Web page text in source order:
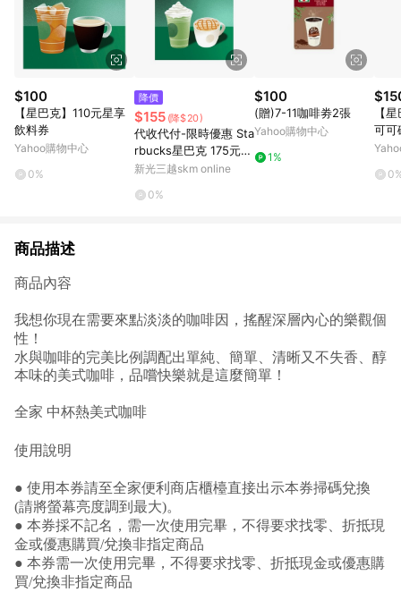
$100
【星巴克】110元星享
飲料券
Yahoo購物中心
0%
降價
$155 (降$20)
代收代付-限時優惠 Sta
rbucks星巴克 175元星
享飲料券_電子憑證
新光三越skm online
0%
$100
(贈)7-11咖啡劵2張
Yahoo購物中心
1%
【
可可
商品描述
商品內容
我想你現在需要來點淡淡的咖啡因，搖醒深層內心的樂觀個
性！
水與咖啡的完美比例調配出單純、簡單、清晰又不失香、醇
本味的美式咖啡，品嚐快樂就是這麼簡單！
全家 中杯熱美式咖啡
使用說明
● 使用本券請至全家便利商店櫃檯直接出示本券掃碼兌換
(請將螢幕亮度調到最大)。
● 本券採不記名，需一次使用完畢，不得要求找零、折抵現
金或優惠購買/兌換非指定商品
● 本券需一次使用完畢，不得要求找零、折抵現金或優惠購
買/兌換非指定商品